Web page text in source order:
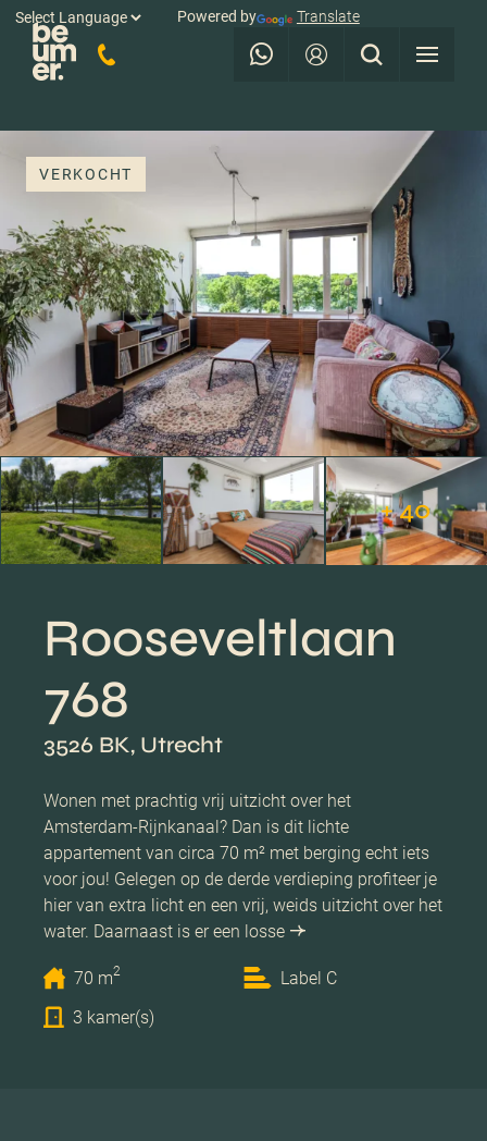
Powered by Translate
VERKOCHT
+ 40
Rooseveltlaan
768
3526 BK, Utrecht
Wonen met prachtig vrij uitzicht over het
Amsterdam-Rijnkanaal? Dan is dit lichte
appartement van circa 70 m² met berging echt iets
voor jou! Gelegen op de derde verdieping profiteer je
hier van extra licht en een vrij, weids uitzicht over het
water. Daarnaast is er een losse
70 m2
Label C
3 kamer(s)